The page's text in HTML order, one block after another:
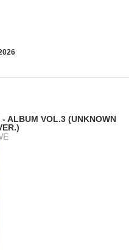
ALBUM VOL.3 (UNKNOWN